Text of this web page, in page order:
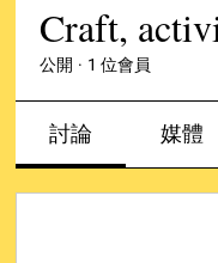
Craft,
公開 · 1 位會員
討論 媒體